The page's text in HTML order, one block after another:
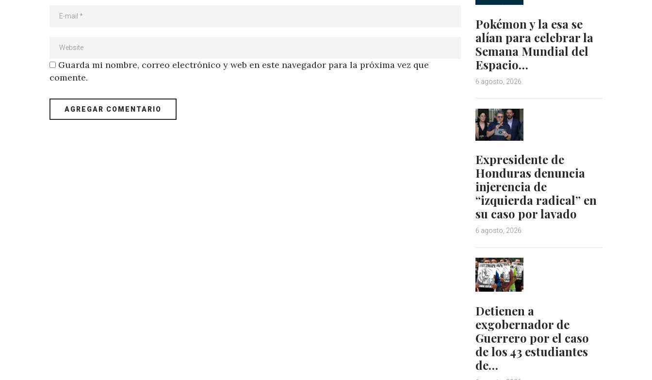
Guarda mi nombre, correo electrónico y web en este navegador para la próxima vez que
comente.
Pokémon y la esa se
alían para celebrar la
Semana Mundial del
Espacio…
6 agosto, 2026
Expresidente de
Honduras denuncia
injerencia de
“izquierda radical” en
su caso por lavado
6 agosto, 2026
Detienen a
exgobernador de
Guerrero por el caso
de los 43 estudiantes
de…